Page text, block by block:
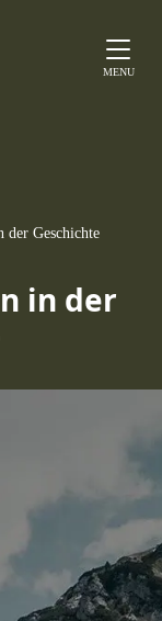
MENU
der Geschichte
in der